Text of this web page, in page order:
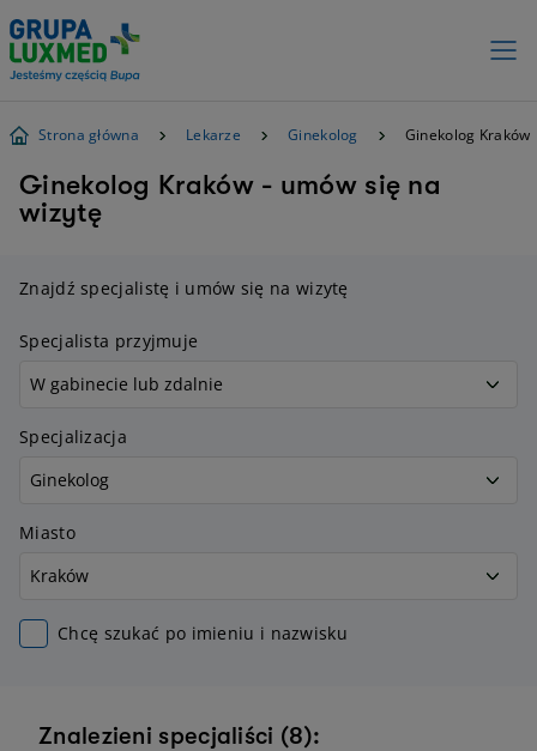
Strona główna Lekarze Ginekolog Ginekolog Kraków
Ginekolog Kraków - umów się na
wizytę
Znajdź specjalistę i umów się na wizytę
Specjalista przyjmuje
Specjalizacja
Miasto
Chcę szukać po imieniu i nazwisku
Znalezieni specjaliści (8):